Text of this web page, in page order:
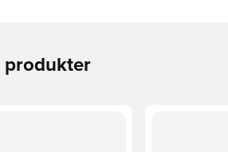
produkter